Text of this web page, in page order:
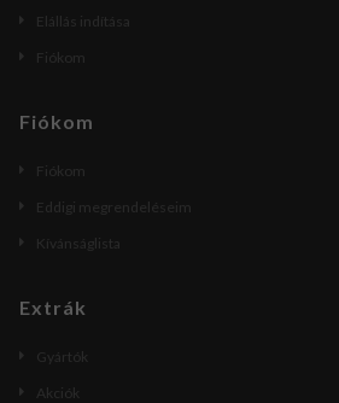
Elállás indítása
Fiókom
Fiókom
Fiókom
Eddigi megrendeléseim
Kívánságlista
Extrák
Gyártók
Akciók